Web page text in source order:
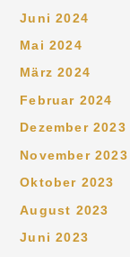
Juni 2024
Mai 2024
März 2024
Februar 2024
Dezember 2023
November 2023
Oktober 2023
August 2023
Juni 2023